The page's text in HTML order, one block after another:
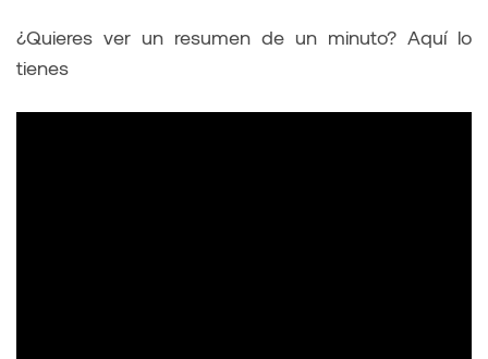
¿Quieres ver un resumen de un minuto? Aquí lo
tienes